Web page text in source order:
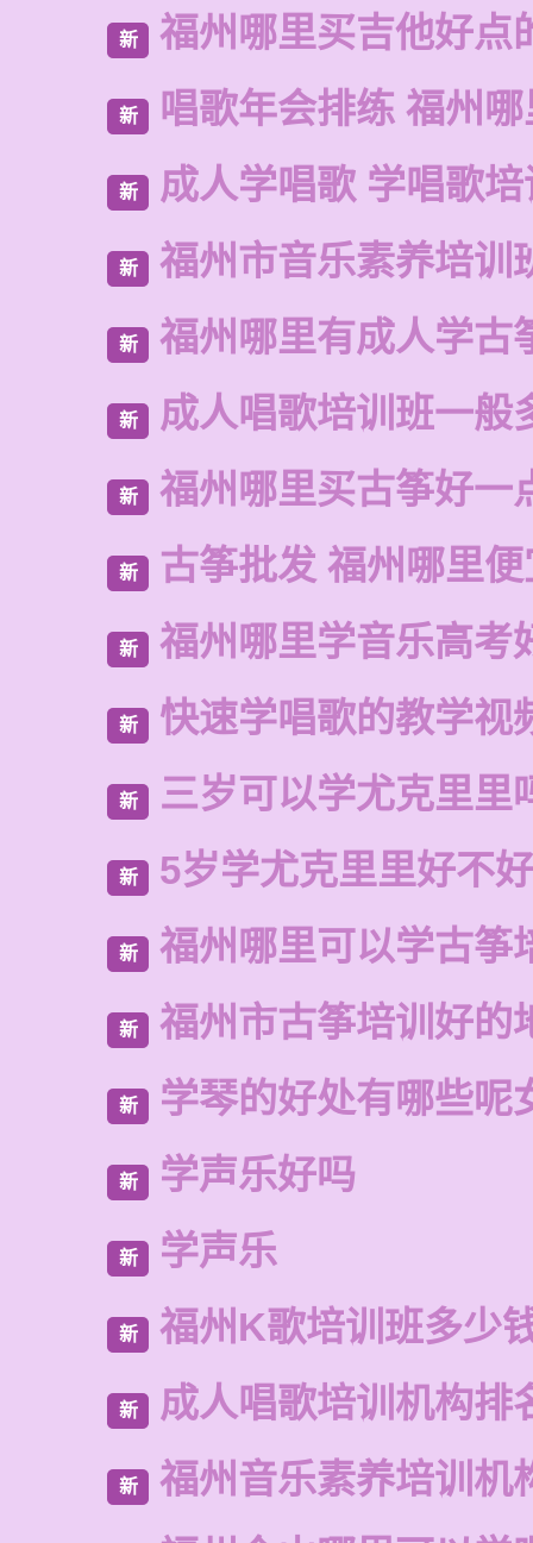
新 福州哪里买吉他好点
新 唱歌年会排练 福州
新 成人学唱歌 学唱歌培
新 福州市音乐素养培训
新 福州哪里有成人学古
新 成人唱歌培训班一般
新 福州哪里买古筝好一
新 古筝批发 福州哪里
新 福州哪里学音乐高考
新 快速学唱歌的教学视
新 三岁可以学尤克里里
新 5岁学尤克里里好不好
新 福州哪里可以学古筝
新 福州市古筝培训好的
新 学琴的好处有哪些呢
新 学声乐好吗
新 学声乐
新 福州K歌培训班多少
新 成人唱歌培训机构排
新 福州音乐素养培训机